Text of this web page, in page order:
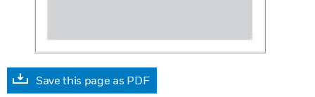
Save this page as PDF